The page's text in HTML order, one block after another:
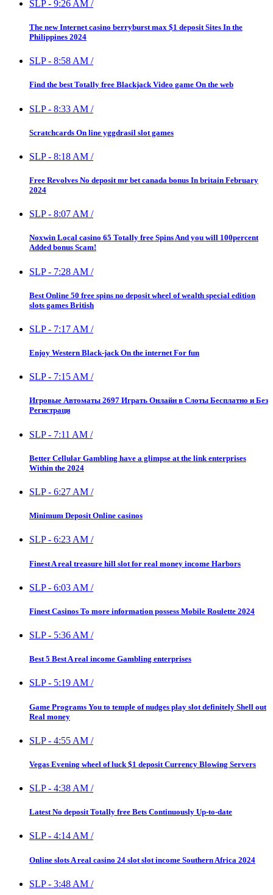
SLP- 9:26 AM /
The new Internet casino berryburst max $1 deposit Sites In the
Philippines 2024
SLP- 8:58 AM /
Find the best Totally free Blackjack Video game On the web
SLP- 8:33 AM /
Scratchcards On line yggdrasil slot games
SLP- 8:18 AM /
Free Revolves No deposit mr bet canada bonus In britain February
2024
SLP- 8:07 AM /
Noxwin Local casino 65 Totally free Spins And you will 100percent
Added bonus Scam!
SLP- 7:28 AM /
Best Online 50 free spins no deposit wheel of wealth special edition
slots games British
SLP- 7:17 AM /
Enjoy Western Black-jack On the internet For fun
SLP- 7:15 AM /
Игровые Автоматы 2697 Играть Онлайн в Слоты Бесплатно и Без
Регистраци
SLP- 7:11 AM /
Better Cellular Gambling have a glimpse at the link enterprises
Within the 2024
SLP- 6:27 AM /
Minimum Deposit Online casinos
SLP- 6:23 AM /
Finest A real treasure hill slot for real money income Harbors
SLP- 6:03 AM /
Finest Casinos To more information possess Mobile Roulette 2024
SLP- 5:36 AM /
Best 5 Best A real income Gambling enterprises
SLP- 5:19 AM /
Game Programs You to temple of nudges play slot definitely Shell out
Real money
SLP- 4:55 AM /
Vegas Evening wheel of luck $1 deposit Currency Blowing Servers
SLP- 4:38 AM /
Latest No deposit Totally free Bets Continuously Up-to-date
SLP- 4:14 AM /
Online slots A real casino 24 slot slot income Southern Africa 2024
SLP- 3:48 AM /